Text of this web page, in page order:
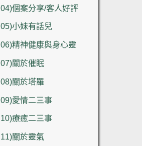
04)個案分享/客人好評
05)小妹有話兒
06)精神健康與身心靈
07)關於催眠
08)關於塔羅
09)愛情二三事
10)療癒二三事
11)關於靈氣